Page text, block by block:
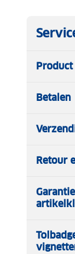
Betalen
Retour